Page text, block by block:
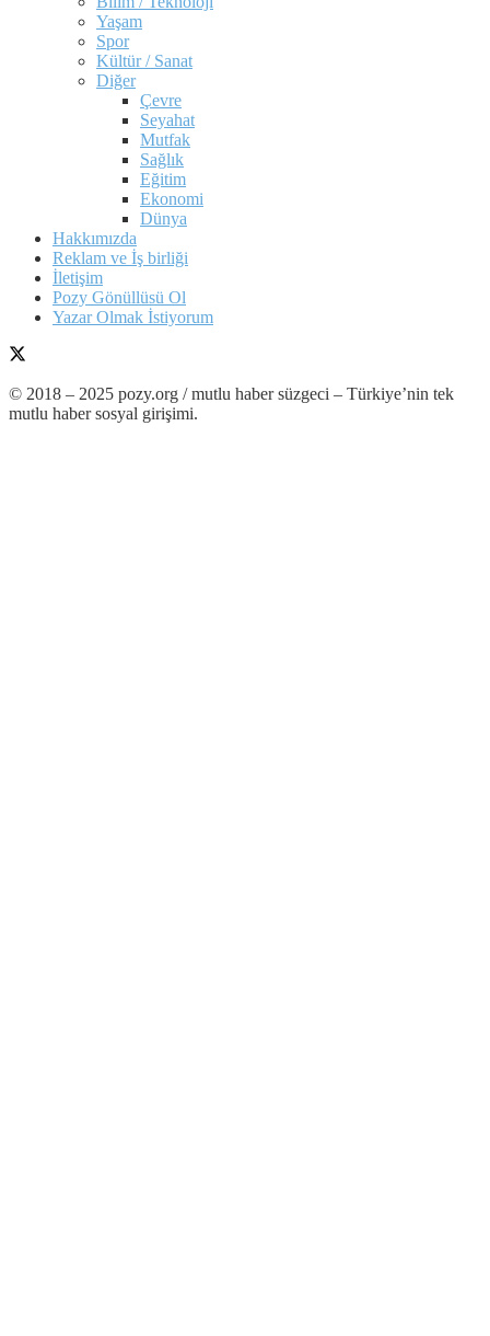
Yaşam
Spor
Kültür / Sanat
Diğer
Çevre
Seyahat
Mutfak
Sağlık
Eğitim
Ekonomi
Dünya
Hakkımızda
Reklam ve İş birliği
İletişim
Pozy Gönüllüsü Ol
Yazar Olmak İstiyorum
© 2018 – 2025 pozy.org / mutlu haber süzgeci – Türkiye’nin tek
mutlu haber sosyal girişimi.